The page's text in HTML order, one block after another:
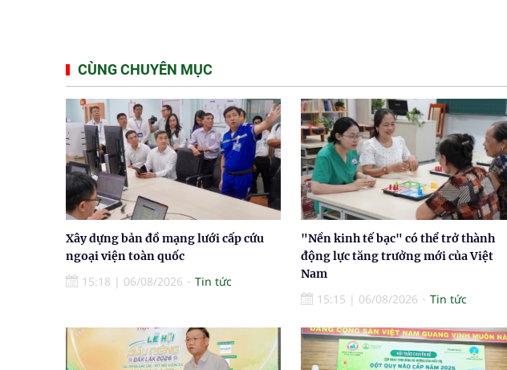
CÙNG CHUYÊN MỤC
Xây dựng bản đồ mạng lưới cấp cứu
ngoại viện toàn quốc
15:18 | 06/08/2026 Tin tức
"Nền kinh tế bạc" có thể trở thành
động lực tăng trưởng mới của Việt
Nam
15:15 | 06/08/2026 Tin tức